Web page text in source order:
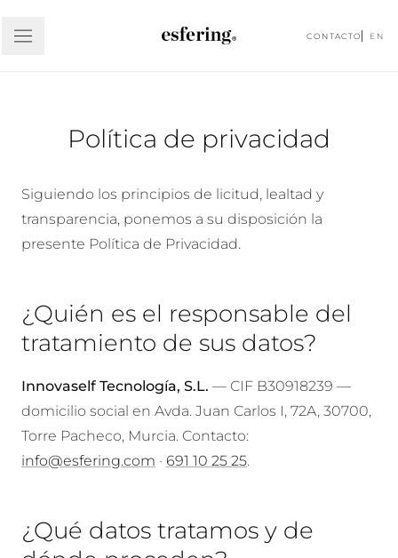
CONTACTO EN
Política de privacidad
Siguiendo los principios de licitud, lealtad y
transparencia, ponemos a su disposición la
presente Política de Privacidad.
¿Quién es el responsable del
tratamiento de sus datos?
Innovaself Tecnología, S.L. — CIF B30918239 —
domicilio social en Avda. Juan Carlos I, 72A, 30700,
Torre Pacheco, Murcia. Contacto:
info@esfering.com · 691 10 25 25.
¿Qué datos tratamos y de